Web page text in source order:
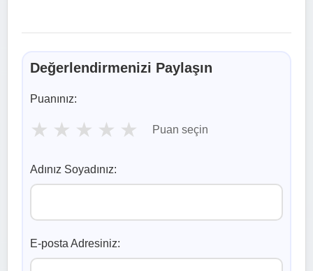
Değerlendirmenizi Paylaşın
Puanınız:
★ ★ ★ ★ ★ Puan seçin
Adınız Soyadınız:
E-posta Adresiniz: